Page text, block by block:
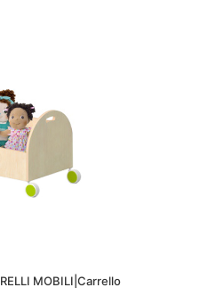
MOBILI|Carrello